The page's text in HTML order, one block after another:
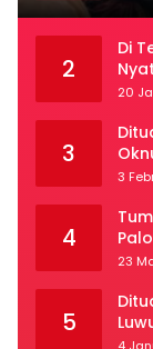
2
Di
20
3
3
4
23
5